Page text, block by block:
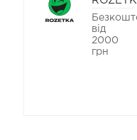
від
2000
грн